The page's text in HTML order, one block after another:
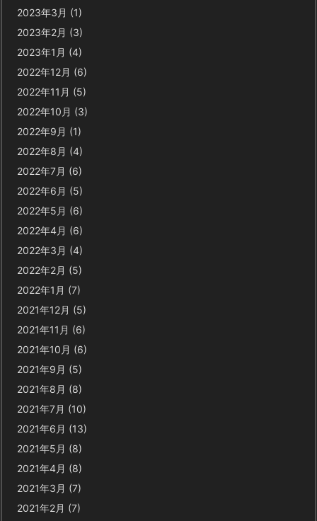
2023年3月 (1)
2023年2月 (3)
2023年1月 (4)
2022年12月 (6)
2022年11月 (5)
2022年10月 (3)
2022年9月 (1)
2022年8月 (4)
2022年7月 (6)
2022年6月 (5)
2022年5月 (6)
2022年4月 (6)
2022年3月 (4)
2022年2月 (5)
2022年1月 (7)
2021年12月 (5)
2021年11月 (6)
2021年10月 (6)
2021年9月 (5)
2021年8月 (8)
2021年7月 (10)
2021年6月 (13)
2021年5月 (8)
2021年4月 (8)
2021年3月 (7)
2021年2月 (7)